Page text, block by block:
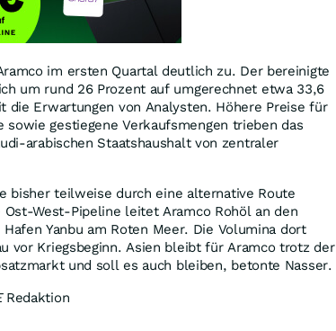
im ersten Quartal deutlich zu. Der bereinigte
um rund 26 Prozent auf umgerechnet etwa 33,6
Erwartungen von Analysten. Höhere Preise für
gestiegene Verkaufsmengen trieben das
arabischen Staatshaushalt von zentraler
bisher teilweise durch eine alternative Route
West-Pipeline leitet Aramco Rohöl an den
Yanbu am Roten Meer. Die Volumina dort
vor Kriegsbeginn. Asien bleibt für Aramco trotz der
und soll es auch bleiben, betonte Nasser.
Redaktion